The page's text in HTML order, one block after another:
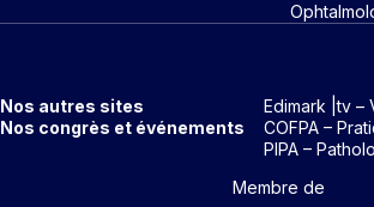
Nos autres sites Edimark |tv –
Nos congrès et événements
COFPA –
PIPA –
Membre de